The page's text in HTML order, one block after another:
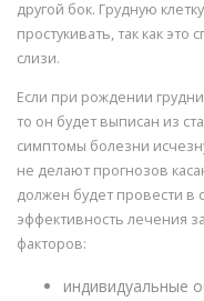
другой бок. Грудную
простукивать, так как
слизи.
Если при рождении
то он будет выписан из
симптомы болезни
не делают прогнозов
должен будет провести в
эффективность лечения
факторов:
индивидуальные